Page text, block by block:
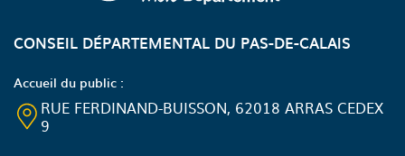
CONSEIL DÉPARTEMENTAL DU PAS-DE-CALAIS
Accueil du public :
RUE FERDINAND-BUISSON, 62018 ARRAS CEDEX
9